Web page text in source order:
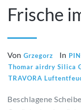
Frische
Von Grzegorz In
Thomar airdry Silica
TRAVORA
Beschlagene